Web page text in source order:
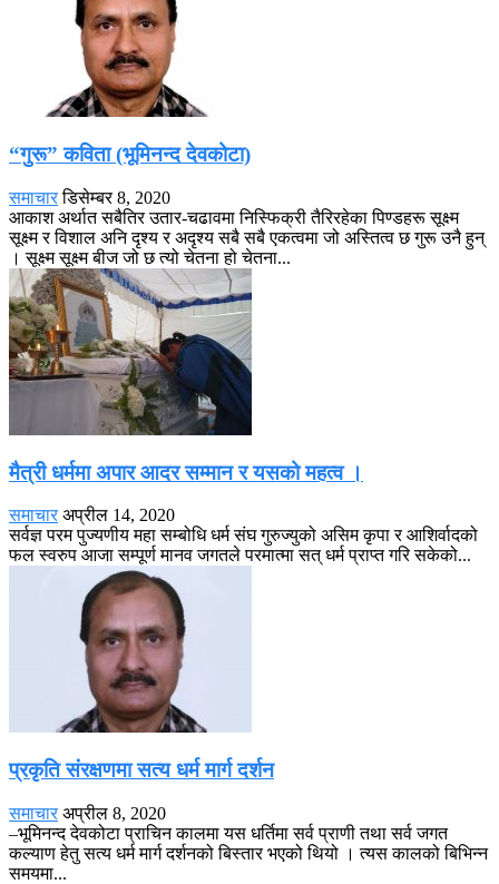
“गुरू” कविता (भूमिनन्द देवकोटा)
समाचार डिसेम्बर 8, 2020
आकाश अर्थात सबैतिर उतार-चढावमा निस्फिक्री तैरिरहेका पिण्डहरू सूक्ष्म
सूक्ष्म र विशाल अनि दृश्य र अदृश्य सबै सबै एकत्वमा जो अस्तित्व छ गुरू उनै हुन्
। सूक्ष्म सूक्ष्म बीज जो छ त्यो चेतना हो चेतना...
मैत्री धर्ममा अपार आदर सम्मान र यसको महत्व ।
समाचार अप्रील 14, 2020
सर्वज्ञ परम पुज्यणीय महा सम्बोधि धर्म संघ गुरुज्युको असिम कृपा र आशिर्वादको
फल स्वरुप आजा सम्पूर्ण मानव जगतले परमात्मा सत् धर्म प्राप्त गरि सकेको...
प्रकृति संरक्षणमा सत्य धर्म मार्ग दर्शन
समाचार अप्रील 8, 2020
–भूमिनन्द देवकोटा प्राचिन कालमा यस धर्तिमा सर्व प्राणी तथा सर्व जगत
कल्याण हेतु सत्य धर्म मार्ग दर्शनको बिस्तार भएको थियो । त्यस कालको बिभिन्न
समयमा...